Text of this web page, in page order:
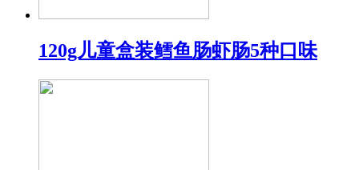
120g儿童盒装鳕鱼肠虾肠5种口味